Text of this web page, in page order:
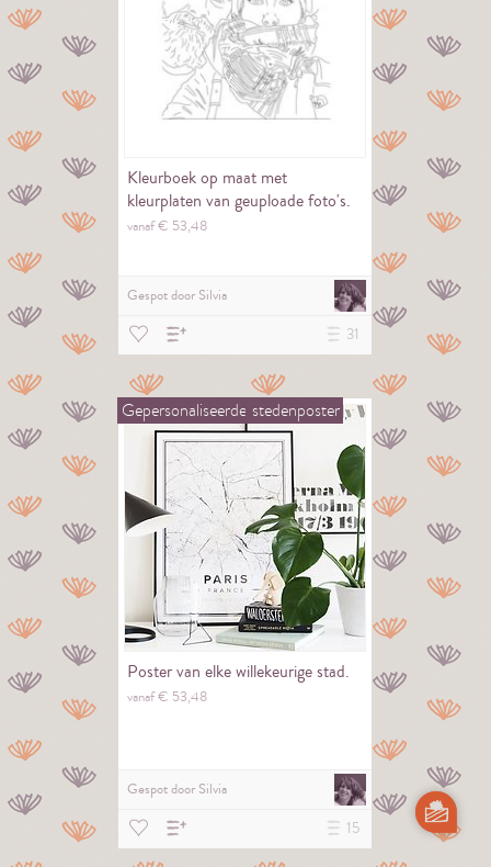
Kleurboek op maat met
kleurplaten van geuploade foto's.
vanaf € 53,48
Gespot door Silvia
31
Gepersonaliseerde stedenposter
Poster van elke willekeurige stad.
vanaf € 53,48
Gespot door Silvia
15